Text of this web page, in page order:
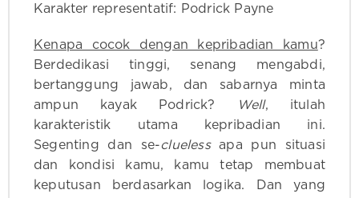
Karakter representatif: Podrick Payne
Kenapa cocok dengan kepribadian kamu?
Berdedikasi tinggi, senang mengabdi,
bertanggung jawab, dan sabarnya minta
ampun kayak Podrick?
Well, itulah
karakteristik utama kepribadian ini.
Segenting dan se-cluelessapa pun situasi
dan kondisi kamu, kamu tetap membuat
keputusan berdasarkan logika. Dan yang